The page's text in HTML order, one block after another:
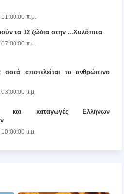
π.μ.
τα 12 ζώδια στην ...Χυλόπιτα
07:00:00 π.μ.
αποτελείται το ανθρώπινο
03:00:00 μ.μ.
και καταγωγές Ελλήνων
μ.μ.